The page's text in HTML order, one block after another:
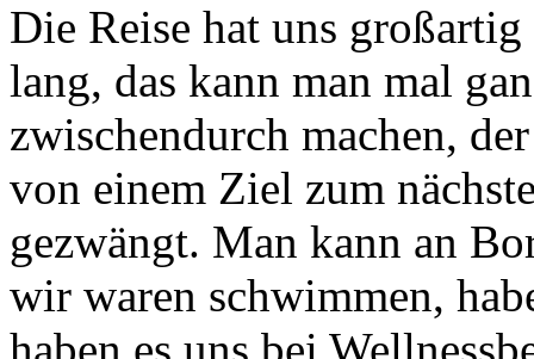
Die Reise hat uns
lang, das kann man mal
zwischendurch machen,
von einem Ziel zum
gezwängt. Man kann an
wir waren schwimmen,